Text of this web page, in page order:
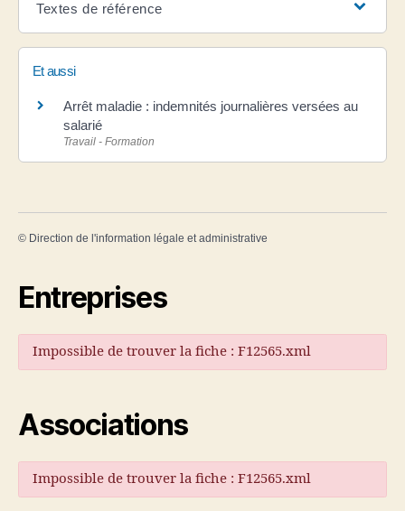
Textes de référence
Et aussi
Arrêt maladie : indemnités journalières versées au
salarié
Travail - Formation
© Direction de l'information légale et administrative
Entreprises
Impossible de trouver la fiche : F12565.xml
Associations
Impossible de trouver la fiche : F12565.xml